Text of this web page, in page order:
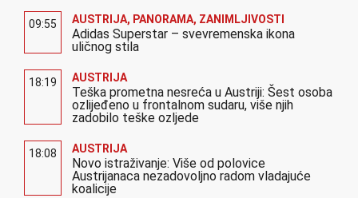
09:55 AUSTRIJA, PANORAMA, ZANIMLJIVOSTI
Adidas Superstar – svevremenska ikona
uličnog stila
18:19 AUSTRIJA
Teška prometna nesreća u Austriji: Šest osoba
ozlijeđeno u frontalnom sudaru, više njih
zadobilo teške ozljede
18:08 AUSTRIJA
Novo istraživanje: Više od polovice
Austrijanaca nezadovoljno radom vladajuće
koalicije